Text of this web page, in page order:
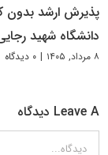
پذیرش ارشد بدون
دانشگاه شهید رجایی
۸ مرداد, ۱۴۰۵ | ۰ دیدگاه
Leave A دیدگاه
دیدگاه